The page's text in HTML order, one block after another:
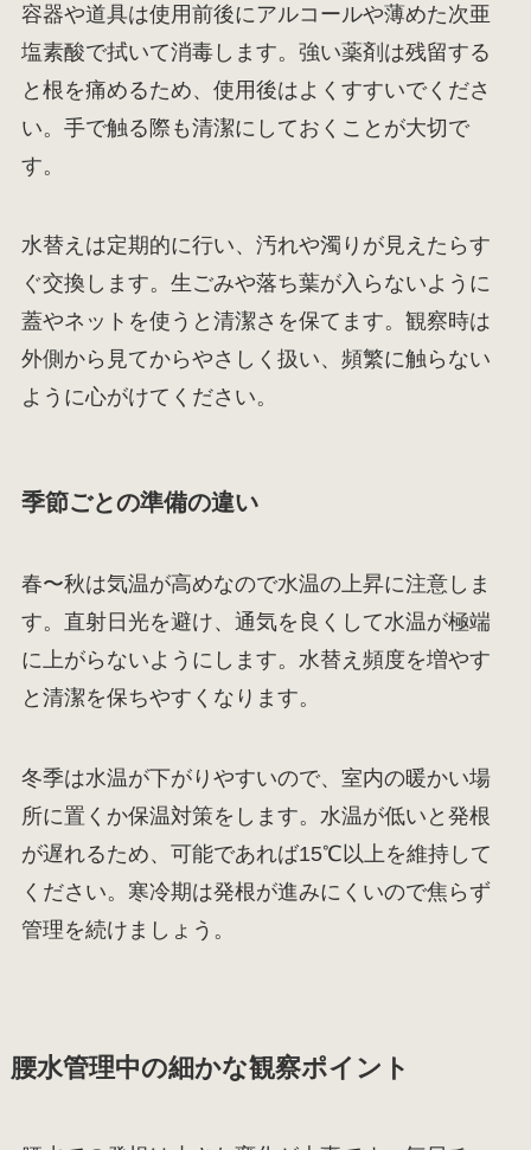
容器や道具は使用前後にアルコールや薄めた次亜
塩素酸で拭いて消毒します。強い薬剤は残留する
と根を痛めるため、使用後はよくすすいでくださ
い。手で触る際も清潔にしておくことが大切で
す。
水替えは定期的に行い、汚れや濁りが見えたらす
ぐ交換します。生ごみや落ち葉が入らないように
蓋やネットを使うと清潔さを保てます。観察時は
外側から見てからやさしく扱い、頻繁に触らない
ように心がけてください。
季節ごとの準備の違い
春〜秋は気温が高めなので水温の上昇に注意しま
す。直射日光を避け、通気を良くして水温が極端
に上がらないようにします。水替え頻度を増やす
と清潔を保ちやすくなります。
冬季は水温が下がりやすいので、室内の暖かい場
所に置くか保温対策をします。水温が低いと発根
が遅れるため、可能であれば15℃以上を維持して
ください。寒冷期は発根が進みにくいので焦らず
管理を続けましょう。
腰水管理中の細かな観察ポイント